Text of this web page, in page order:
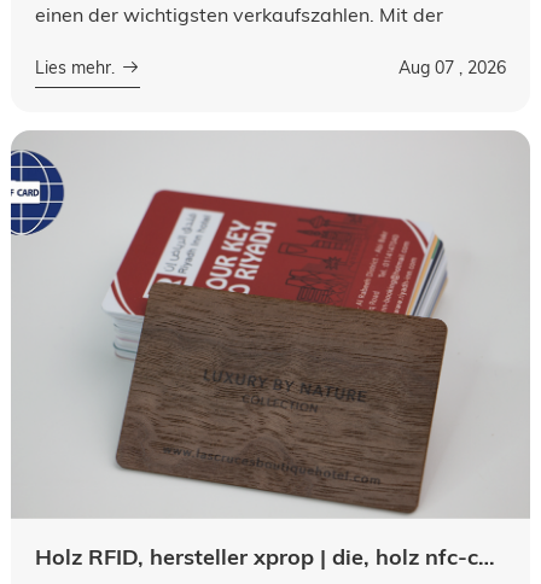
einen der wichtigsten verkaufszahlen. Mit der
herkömmlichen magnetkarten durch mode...
Lies mehr. Aug 07 , 2026
Holz RFID, hersteller xprop | die, holz nfc-chip, gratismuster.